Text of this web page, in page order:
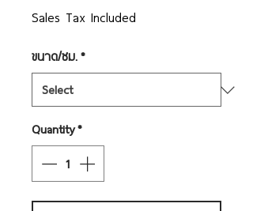
Price
Sales Tax Included
ขนาด/ซม.*
Quantity*